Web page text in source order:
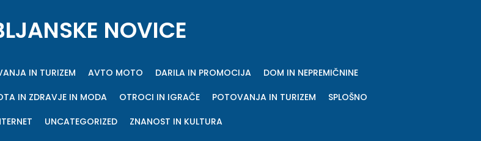
NOVICE
IN TURIZEM AVTO MOTO DARILA IN PROMOCIJA
DOM IN NEPREMIČNINE
IN ZDRAVJE IN MODA OTROCI IN IGRAČE POTOVANJA IN TURIZEM
SPLOŠNO
UNCATEGORIZED ZNANOST IN KULTURA